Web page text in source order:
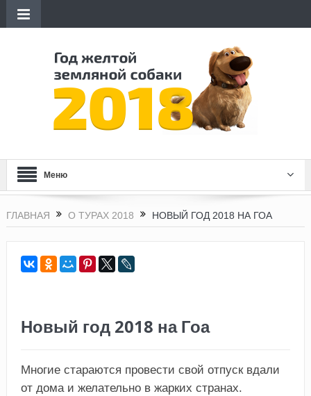
Меню
ГЛАВНАЯ О ТУРАХ 2018 НОВЫЙ ГОД 2018 НА ГОА
Новый год 2018 на Гоа
Многие стараются провести свой отпуск вдали
от дома и желательно в жарких странах.